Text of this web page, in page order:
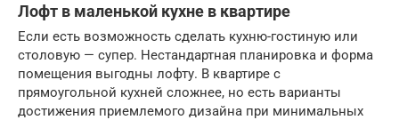
Лофт в маленькой кухне в квартире
Если есть возможность сделать кухню-гостиную или
столовую — супер. Нестандартная планировка и форма
помещения выгодны лофту. В квартире с
прямоугольной кухней сложнее, но есть варианты
достижения приемлемого дизайна при минимальных